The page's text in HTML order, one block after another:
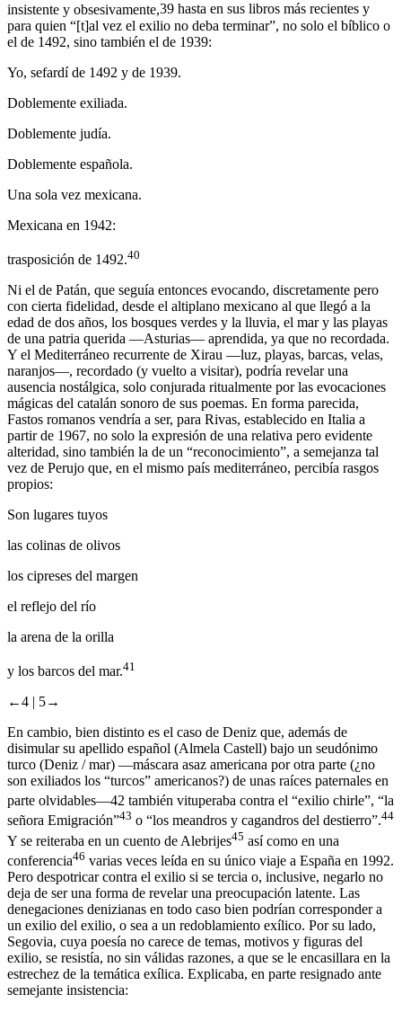
insistente y obsesivamente,39 hasta en sus libros más recientes y
para quien “[t]‌al vez el exilio no deba terminar”, no solo el bíblico o
el de 1492, sino también el de 1939:
Yo, sefardí de 1492 y de 1939.
Doblemente exiliada.
Doblemente judía.
Doblemente española.
Una sola vez mexicana.
Mexicana en 1942:
trasposición de 1492.40
Ni el de Patán, que seguía entonces evocando, discretamente pero
con cierta fidelidad, desde el altiplano mexicano al que llegó a la
edad de dos años, los bosques verdes y la lluvia, el mar y las playas
de una patria querida —Asturias— aprendida, ya que no recordada.
Y el Mediterráneo recurrente de Xirau —luz, playas, barcas, velas,
naranjos—, recordado (y vuelto a visitar), podría revelar una
ausencia nostálgica, solo conjurada ritualmente por las evocaciones
mágicas del catalán sonoro de sus poemas. En forma parecida,
Fastos romanos vendría a ser, para Rivas, establecido en Italia a
partir de 1967, no solo la expresión de una relativa pero evidente
alteridad, sino también la de un “reconocimiento”, a semejanza tal
vez de Perujo que, en el mismo país mediterráneo, percibía rasgos
propios:
Son lugares tuyos
las colinas de olivos
los cipreses del margen
el reflejo del río
la arena de la orilla
y los barcos del mar.41
←4 | 5→
En cambio, bien distinto es el caso de Deniz que, además de
disimular su apellido español (Almela Castell) bajo un seudónimo
turco (Deniz / mar) —máscara asaz americana por otra parte (¿no
son exiliados los “turcos” americanos?) de unas raíces paternales en
parte olvidables—42 también vituperaba contra el “exilio chirle”, “la
señora Emigración”43 o “los meandros y cagandros del destierro”.44
Y se reiteraba en un cuento de Alebrijes45 así como en una
conferencia46 varias veces leída en su único viaje a España en 1992.
Pero despotricar contra el exilio si se tercia o, inclusive, negarlo no
deja de ser una forma de revelar una preocupación latente. Las
denegaciones denizianas en todo caso bien podrían corresponder a
un exilio del exilio, o sea a un redoblamiento exílico. Por su lado,
Segovia, cuya poesía no carece de temas, motivos y figuras del
exilio, se resistía, no sin válidas razones, a que se le encasillara en la
estrechez de la temática exílica. Explicaba, en parte resignado ante
semejante insistencia: